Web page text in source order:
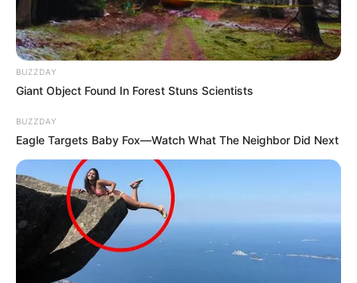
BUZZDAY
Giant Object Found In Forest Stuns Scientists
BUZZDAY
Eagle Targets Baby Fox—Watch What The Neighbor Did Next